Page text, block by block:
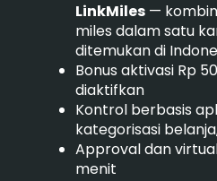
LinkMiles—
miles dalam satu
ditemukan di
Bonus aktivasi Rp
diaktifkan
Kontrol berbasis
kategorisasi
Approval dan
menit